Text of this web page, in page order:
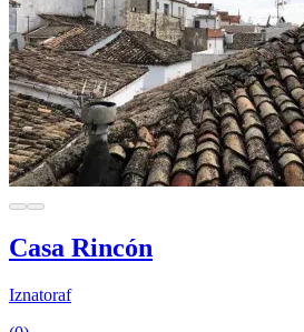
Casa Rincón
Iznatoraf